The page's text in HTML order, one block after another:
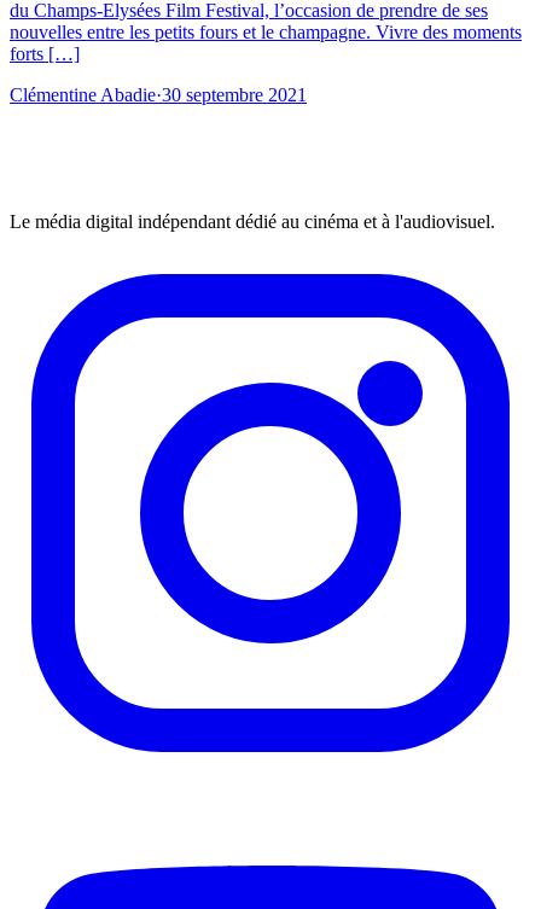
du Champs-Elysées Film Festival, l’occasion de prendre de ses
nouvelles entre les petits fours et le champagne. Vivre des moments
forts […]
Clémentine Abadie·30 septembre 2021
Le média digital indépendant dédié au cinéma et à l'audiovisuel.